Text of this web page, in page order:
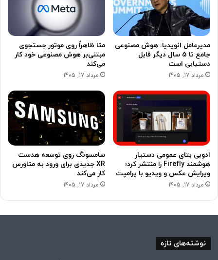
مدیرعامل انویدیا: هوش مصنوعی
جامع تا 5 سال دیگر قابل
دستیابی است
مرداد 17, 1405
متا ظاهراً روی موتور جستجوی
مبتنی‌بر هوش مصنوعی خود کار
می‌کند
مرداد 17, 1405
ادوبی بتای عمومی دستیار
هوشمند Firefly را منتشر کرد؛
ویرایش عکس و ویدیو با پرامپت
مرداد 17, 1405
سامسونگ روی توسعه هدست
XR جدیدی برای ورود به متاورس
کار می‌کند
مرداد 17, 1405
نوشته‌های تازه